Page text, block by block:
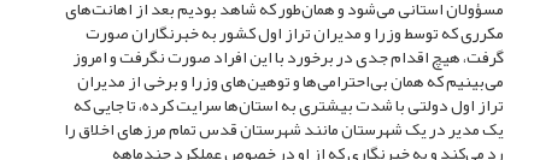
مسؤولان استانی می‌شود و همان‌طور که شاهد بودیم بعد از اهانت‌های
مکرری که توسط وزرا و مدیران تراز اول کشور به خبرنگاران صورت
گرفت، هیچ اقدام جدی در برخورد با این افراد صورت نگرفت و امروز
می‌بینیم که همان بی‌احترامی‌ها و توهین‌های وزرا و برخی از مدیران
تراز اول دولتی با شدت بیشتری به استان‌ها سرایت کرده، تا جایی که
یک مدیر در یک شهرستان مانند شهرستان قدس تمام مرز‌های اخلاق را
رد می‌کند و به خبرنگاری که از او در خصوص عملکرد چندماهه